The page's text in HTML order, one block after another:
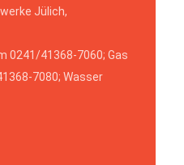
Jülich,
0241/41368-7060; Gas
7080; Wasser